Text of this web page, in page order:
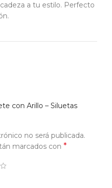
a tu estilo. Perfecto
con Arillo – Siluetas
no será publicada.
marcados con *